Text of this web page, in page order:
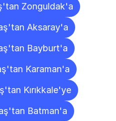
Zonguldak'a
Aksaray'a
Bayburt'a
Karaman'a
Kırıkkale'ye
Batman'a